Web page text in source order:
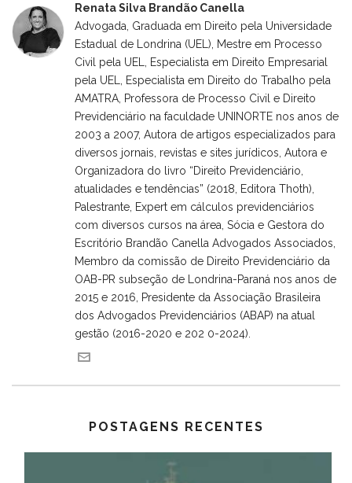
Renata Silva Brandão Canella
Advogada, Graduada em Direito pela Universidade
Estadual de Londrina (UEL), Mestre em Processo
Civil pela UEL, Especialista em Direito Empresarial
pela UEL, Especialista em Direito do Trabalho pela
AMATRA, Professora de Processo Civil e Direito
Previdenciário na faculdade UNINORTE nos anos de
2003 a 2007, Autora de artigos especializados para
diversos jornais, revistas e sites jurídicos, Autora e
Organizadora do livro “Direito Previdenciário,
atualidades e tendências” (2018, Editora Thoth),
Palestrante, Expert em cálculos previdenciários
com diversos cursos na área, Sócia e Gestora do
Escritório Brandão Canella Advogados Associados,
Membro da comissão de Direito Previdenciário da
OAB-PR subseção de Londrina-Paraná nos anos de
2015 e 2016, Presidente da Associação Brasileira
dos Advogados Previdenciários (ABAP) na atual
gestão (2016-2020 e 202 0-2024).
POSTAGENS RECENTES